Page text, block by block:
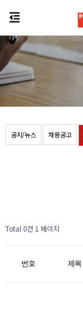
공지/뉴스 채용공고
Total 0건 1 페이지
번호 제목